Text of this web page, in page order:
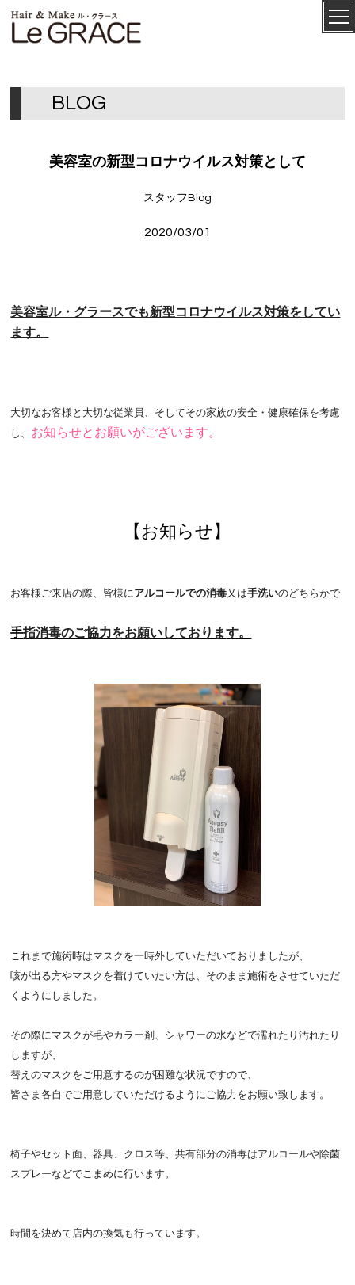
ル・グ
ラース
CONCEPT
MENU
STAFF
PRODUCT
WEB予約
BLOG
美容室の新型コロナウイルス対策として
スタッフBlog
2020/03/01
美容室ル・グラースでも新型コロナウイルス対策をしてい
ます。
大切なお客様と大切な従業員、そしてその家族の安全・健康確保を考慮
し、 お知らせとお願いがございます。
【お知らせ】
お客様ご来店の際、皆様にアルコールでの消毒又は手洗いのどちらかで
手指消毒のご協力をお願いしております。
これまで施術時はマスクを一時外していただいておりましたが、
咳が出る方やマスクを着けていたい方は、 そのまま施術をさせていただ
くようにしました。
その際にマスクが毛やカラー剤、 シャワーの水などで濡れたり汚れたり
しますが、
替えのマスクをご用意するのが困難な状況ですので、
皆さま各自でご用意していただけるようにご協力をお願い致します。
椅子やセット面、器具、クロス等、共有部分の消毒はアルコールや除菌
スプレーなどでこまめに行います。
時間を決めて店内の換気も行っています。